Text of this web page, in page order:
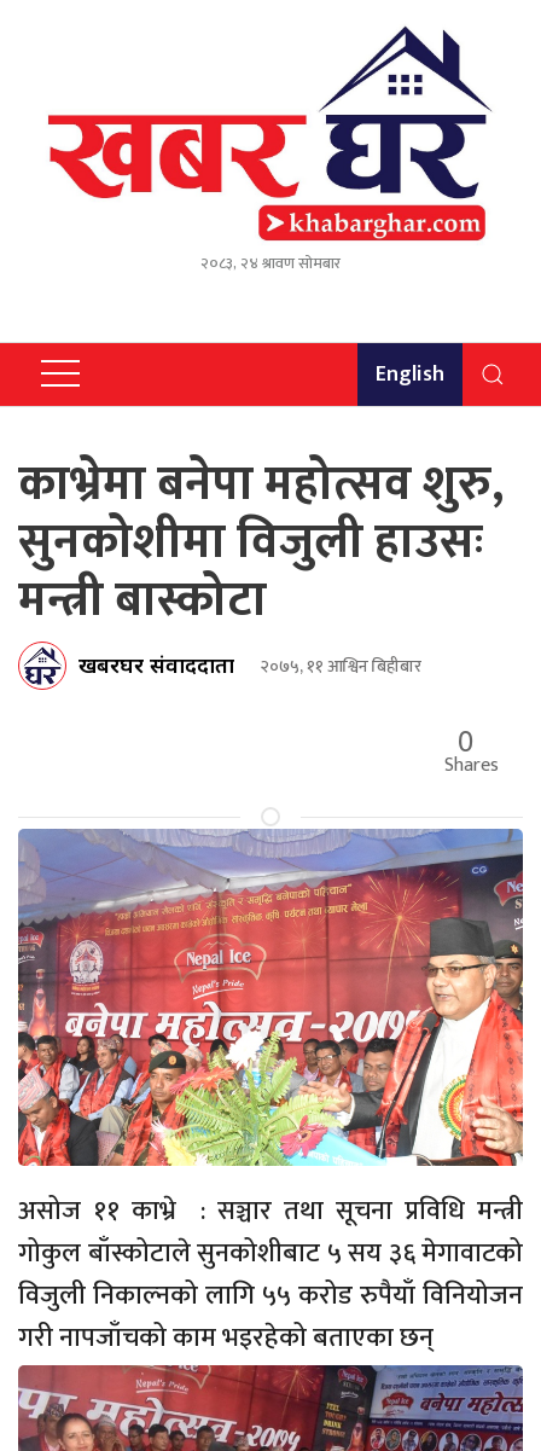
२०८३, २४ श्रावण सोमबार
English
काभ्रेमा बनेपा महोत्सव शुरु,
सुनकोशीमा विजुली हाउसः
मन्त्री बास्कोटा
खबरघर संवाददाता २०७५, ११ आश्विन बिहीबार
0
Shares
असोज ११ काभ्रे : सञ्चार तथा सूचना प्रविधि मन्त्री
गोकुल बाँस्कोटाले सुनकोशीबाट ५ सय ३६ मेगावाटको
विजुली निकाल्नको लागि ५५ करोड रुपैयाँ विनियोजन
गरी नापजाँचको काम भइरहेको बताएका छन्